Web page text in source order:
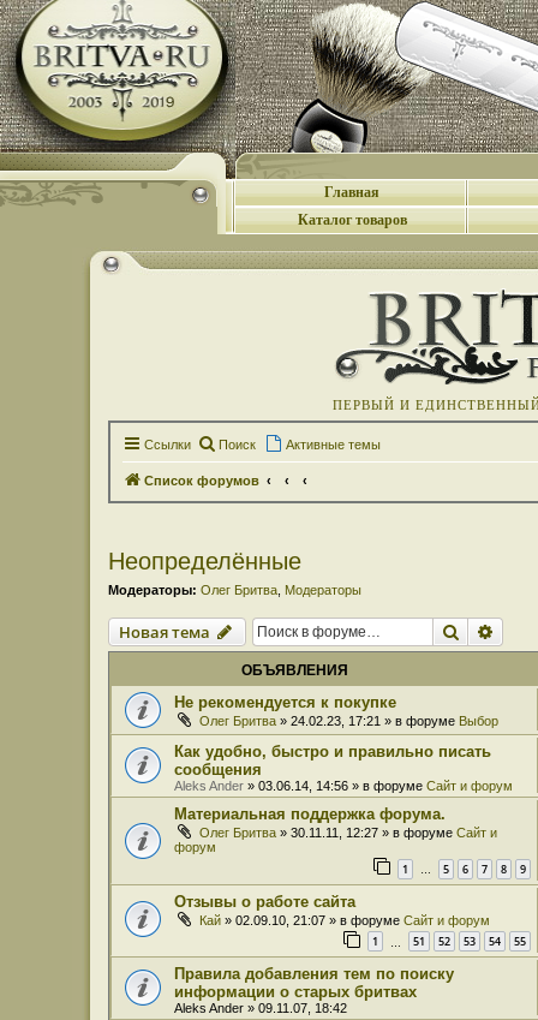
Главная
Каталог товаров
ПЕРВЫЙ И
Ссылки Поиск Активные темы
Список форумов
Неопределённые
Модераторы: Олег Бритва Модераторы
Новая тема Поиск
ОБЪЯВЛЕНИЯ
Не рекомендуется к покупке
Олег Бритва » 24.02.23, 17:21 » в форуме Выбор
Как удобно, быстро и правильно писать
сообщения
Aleks Ander » 03.06.14, 14:56 » в форуме Сайт и форум
Материальная поддержка форума.
Олег Бритва » 30.11.11, 12:27 » в форуме Сайт и
форум
1 … 5 6 7 8 9
Отзывы о работе сайта
Кай » 02.09.10, 21:07 » в форуме Сайт и форум
1 51 52 53 54 55
Правила добавления тем по поиску
информации о старых бритвах
Aleks Ander » 09.11.07, 18:42